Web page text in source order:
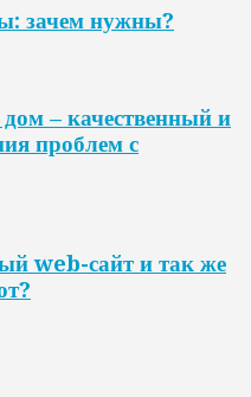
зачем нужны?
– качественный и
проблем с
web-сайт и так же